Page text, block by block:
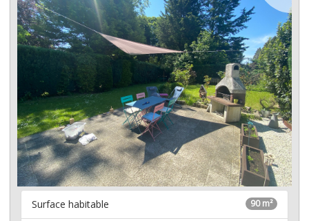
90 m²
Surface habitable